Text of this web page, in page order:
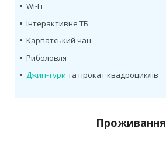
• Wi-Fi
• Інтерактивне ТБ
• Карпатський чан
• Риболовля
• Джип-тури та прокат квадроциклів
Проживання